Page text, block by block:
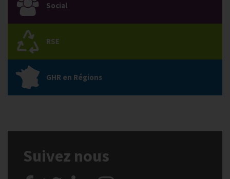
Social
RSE
GHR en Régions
Suivez nous